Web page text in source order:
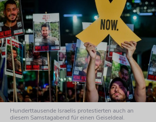
Hunderttausende Israelis protestierten auch an
diesem Samstagabend für einen Geiseldeal.